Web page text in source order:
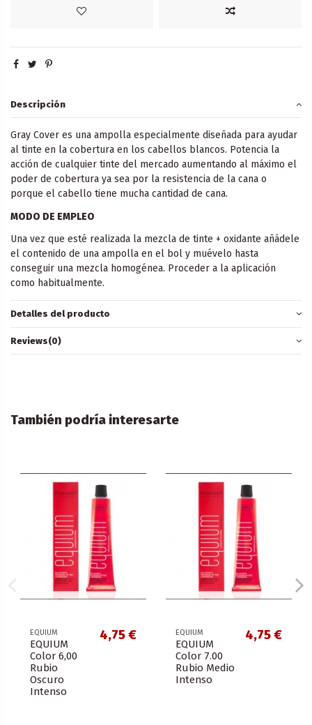
Descripción
Gray Cover es una ampolla especialmente diseñada para ayudar
al tinte en la cobertura en los cabellos blancos. Potencia la
acción de cualquier tinte del mercado aumentando al máximo el
poder de cobertura ya sea por la resistencia de la cana o
porque el cabello tiene mucha cantidad de cana.
MODO DE EMPLEO
Una vez que esté realizada la mezcla de tinte + oxidante añádele
el contenido de una ampolla en el bol y muévelo hasta
conseguir una mezcla homogénea. Proceder a la aplicación
como habitualmente.
Detalles del producto
Reviews(0)
También podría interesarte
EQUIUM
EQUIUM
Color 6,00
Rubio
Oscuro
Intenso
4,75 € EQUIUM
EQUIUM
Color 7.00
Rubio Medio
Intenso
4,75 €